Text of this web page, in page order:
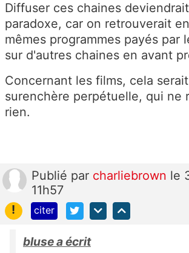
Diffuser ces chaines
paradoxe, car on retrouverait
mêmes programmes payés par
sur d'autres chaines en avant
Concernant les films, cela
surenchère perpétuelle, qui ne
rien.
Publié par charliebrown le
11h57
!
citer
bluse a écrit